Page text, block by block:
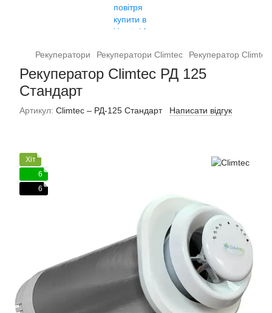
Рекуператори Рекуператори Climtec Рекуператор
Рекуператор Climtec РД 125
Стандарт
Артикул: Climtec – РД-125 Стандарт Написати відгук
Хіт
6
6